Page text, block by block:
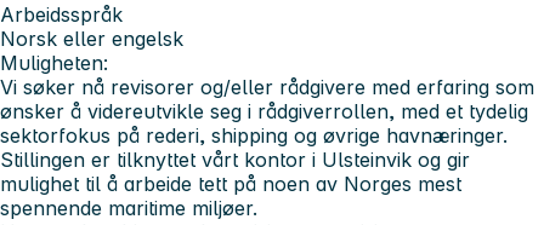
Arbeidsspråk
Norsk eller engelsk
Muligheten:
Vi søker nå revisorer og/eller rådgivere med erfaring som
ønsker å videreutvikle seg i rådgiverrollen, med et tydelig
sektorfokus på rederi, shipping og øvrige havnæringer.
Stillingen er tilknyttet vårt kontor i Ulsteinvik og gir
mulighet til å arbeide tett på noen av Norges mest
spennende maritime miljøer.